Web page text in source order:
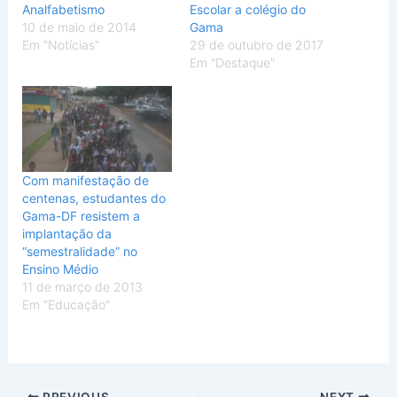
Analfabetismo
10 de maio de 2014
Em "Notícias"
Escolar a colégio do
Gama
29 de outubro de 2017
Em "Destaque"
Com manifestação de
centenas, estudantes do
Gama-DF resistem a
implantação da
“semestralidade” no
Ensino Médio
11 de março de 2013
Em "Educação"